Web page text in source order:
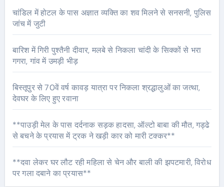
चांडिल में होटल के पास अज्ञात व्यक्ति का शव मिलने से सनसनी, पुलिस
जांच में जुटी
बारिश में गिरी पुश्तैनी दीवार, मलबे से निकला चांदी के सिक्कों से भरा
गगरा, गांव में उमड़ी भीड़
बिस्तूपुर से 70वें वर्ष कावड़ यात्रा पर निकला श्रद्धालुओं का जत्था,
देवघर के लिए हुए रवाना
**पाउड़ी मेल के पास दर्दनाक सड़क हादसा, ऑल्टो बाबा की मौत, गड्ढे
से बचने के प्रयास में ट्रक ने खड़ी कार को मारी टक्कर**
**दवा लेकर घर लौट रही महिला से चेन और बाली की झपटमारी, विरोध
पर गला दबाने का प्रयास**